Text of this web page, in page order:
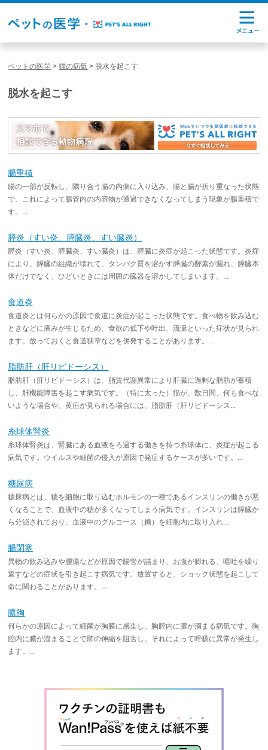
ペットの医学 >猫の病気 > 脱水を起こす
脱水を起こす
腸重積
腸の一部が反転し、隣り合う腸の内側に入り込み、腸と腸が折り重なった状態
で、これによって腸管内の内容物が通過できなくなってしまう現象が腸重積で
す。...
膵炎（すい炎、膵臓炎、すい臓炎）
膵炎（すい炎、膵臓炎、すい臓炎）は、膵臓に炎症が起こった状態です。炎症
により、膵臓の組織が壊れて、タンパク質を溶かす膵臓の酵素が漏れ、膵臓本
体だけでなく、ひどいときには周囲の臓器を溶かしてしまいます。...
食道炎
食道炎とは何らかの原因で食道に炎症が起こった状態です。食べ物を飲み込む
ときなどに痛みが生じるため、食欲の低下や吐出、流涎といった症状が見られ
ます。放っておくと食道狭窄などを併発することがあります。...
脂肪肝（肝リピドーシス）
脂肪肝（肝リピドーシス）は、脂質代謝異常により肝臓に過剰な脂肪が蓄積
し、肝機能障害を起こす病気です。（特に太った）猫が、数日間、何も食べな
いような場合や、黄疸が見られる場合には、脂肪肝（肝リピドーシス...
糸球体腎炎
糸球体腎炎は、腎臓にある血液をろ過する働きを持つ糸球体に、炎症が起こる
病気です。ウイルスや細菌の侵入が原因で発症するケースが多いです。...
糖尿病
糖尿病とは、糖を細胞に取り込むホルモンの一種であるインスリンの働きが悪
くなることで、血液中の糖が多くなってしまう病気です。インスリンは膵臓か
ら分泌されており、血液中のグルコース（糖）を細胞内に取り入れ...
腸閉塞
異物の飲み込みや腫瘍などが原因で腸管が詰まり、お腹が膨れる、嘔吐を繰り
返すなどの症状を引き起こす病気です。放置すると、ショック状態を起こして
命に関わることがあります。...
膿胸
何らかの原因によって細菌が胸膜に感染し、胸腔内に膿が溜まる病気です。胸
腔内に膿が溜まることで肺の伸縮を阻害し、それによって呼吸に異常が発生し
ます。...